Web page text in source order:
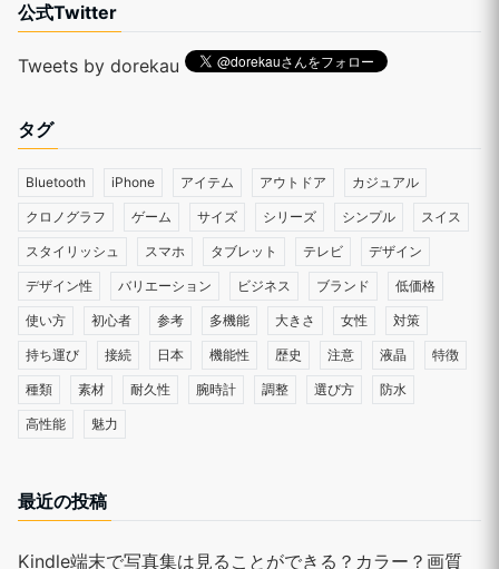
公式Twitter
Tweets by dorekau
タグ
Bluetooth iPhone アイテム アウトドア カジュアル
クロノグラフ ゲーム サイズ シリーズ シンプル スイス
スタイリッシュ スマホ タブレット テレビ デザイン
デザイン性 バリエーション ビジネス ブランド 低価格
使い方 初心者 参考 多機能 大きさ 女性 対策
持ち運び 接続 日本 機能性 歴史 注意 液晶 特徴
種類 素材 耐久性 腕時計 調整 選び方 防水
高性能 魅力
最近の投稿
Kindle端末で写真集は見ることができる？カラー？画質